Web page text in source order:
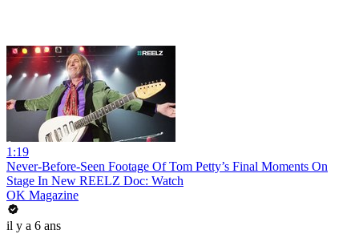
1:19
Never-Before-Seen Footage Of Tom Petty’s Final Moments On
Stage In New REELZ Doc: Watch
OK Magazine
il y a 6 ans